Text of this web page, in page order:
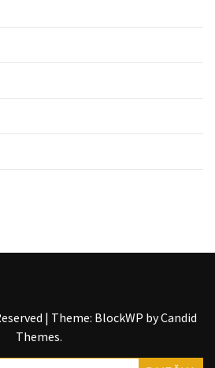
| Theme: BlockWP byCandid
Themes.